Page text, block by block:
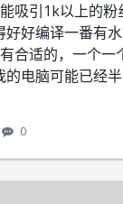
吸引1k以上的粉
好编译一番有
适的，一个一
电脑可能已经
0